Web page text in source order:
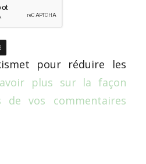
pour réduire les
plus sur la façon
de vos commentaires